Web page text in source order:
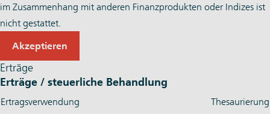
im Zusammenhang mit anderen Finanzprodukten oder Indizes ist
nicht gestattet.
Akzeptieren
Erträge
Erträge / steuerliche Behandlung
Ertragsverwendung Thesaurierung